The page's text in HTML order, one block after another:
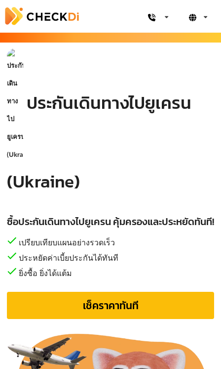
ประกันเดินทางไปยูเครน
(Ukraine)
ซื้อประกันเดินทางไปยูเครน คุ้มครองและประหยัดทันที!
เปรียบเทียบแผนอย่างรวดเร็ว
ประหยัดค่าเบี้ยประกันได้ทันที
ยิ่งซื้อ ยิ่งได้แต้ม
เช็คราคาทันที